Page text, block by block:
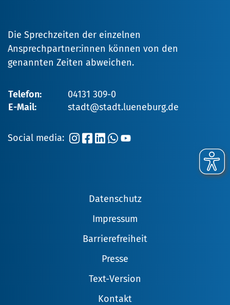
Die Sprechzeiten der einzelnen
Ansprechpartner:innen können von den
genannten Zeiten abweichen.
Telefon:
04131 309-0
E-Mail:
stadt@stadt.lueneburg.de
Social media:
Datenschutz
Impressum
Barrierefreiheit
Presse
Text-Version
Kontakt